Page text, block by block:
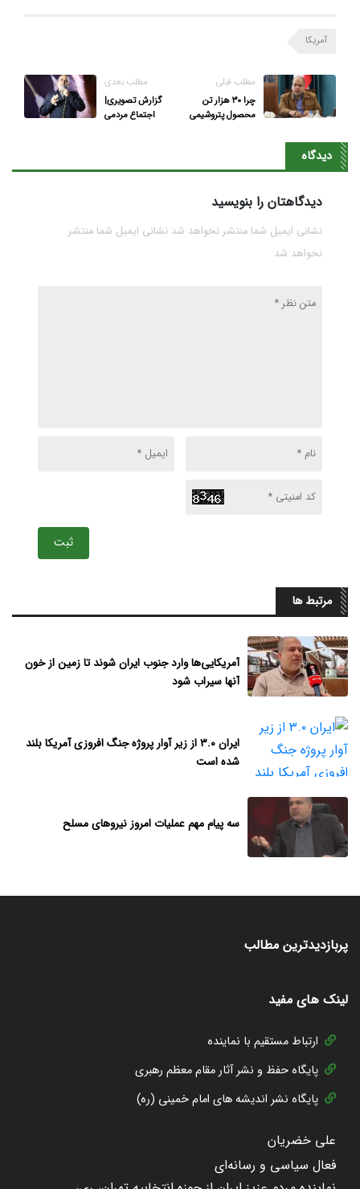
آمریکا
مطلب قبلی
چرا ۳۰ هزار تن
محصول پتروشیمی
مطلب بعدی
گزارش تصویری|
اجتماع مردمی
دیدگاه
دیدگاهتان را بنویسید
نشانی ایمیل شما منتشر نخواهد شد نشانی ایمیل شما منتشر
نخواهد شد
ثبت
مرتبط ها
آمریکایی‌ها وارد جنوب ایران شوند تا زمین از خون
آنها سیراب شود
ایران ۳.۰ از زیر آوار پروژه جنگ افروزی آمریکا بلند
شده است
سه پیام مهم عملیات امروز نیروهای مسلح
لینک های مفید
ارتباط مستقیم با نماینده
پایگاه حفظ و نشر آثار مقام معظم رهبری
پایگاه نشر اندیشه های امام خمینی (ره)
پربازدیدترین مطالب
علی خضریان
فعال سیاسی و رسانه‌ای